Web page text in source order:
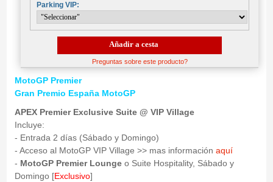
Parking VIP:
Preguntas sobre este producto?
MotoGP Premier
Gran Premio España MotoGP
APEX Premier Exclusive Suite @ VIP Village
Incluye:
- Entrada 2 días (Sábado y Domingo)
- Acceso al MotoGP VIP Village >> mas información aquí
- MotoGP Premier Loungeo Suite Hospitality, Sábado y
Domingo [Exclusivo]